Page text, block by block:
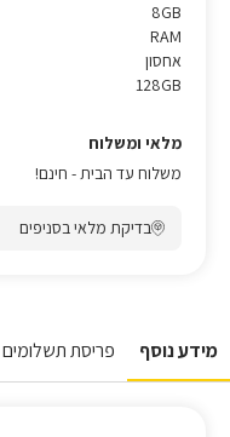
8GB
RAM
אחסון
128GB
מלאי ומשלוח
משלוח עד הבית - חינם!
בדיקת מלאי בסניפים
מידע נוסף פריסת תשלומים